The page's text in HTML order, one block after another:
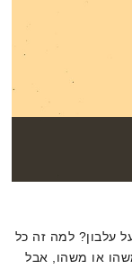
עלבון? למה זה כל
או משהו, אבל